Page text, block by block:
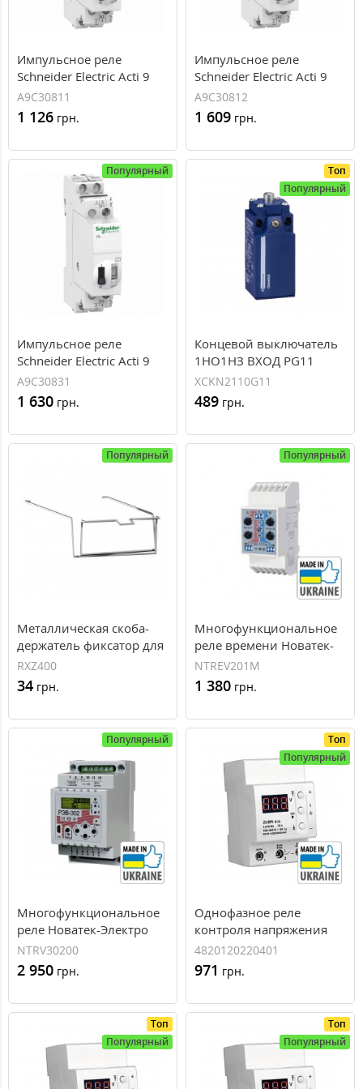
Импульсное реле
Schneider Electric Acti 9
iTL, 16 А, 1NO, 230...240В
A9C30811
1 126 грн.
Импульсное реле
Schneider Electric Acti 9
iTL, 16 А, 2NO, 230-240В
A9C30812
1 609 грн.
Популярный
Импульсное реле
Schneider Electric Acti 9
iTL, 32 А, 1NO, 230-240В
A9C30831
1 630 грн.
Топ
Популярный
Концевой выключатель
1НО1НЗ ВХОД PG11
(XCKN2110G11)
XCKN2110G11
489 грн.
Популярный
Металлическая скоба-
держатель фиксатор для
реле RXM (RXZ400)
RXZ400
34 грн.
Популярный
Многофункциональное
реле времени Новатек-
Электро РЭВ-201M
(NTREV201M)
NTREV201M
1 380 грн.
Популярный
Многофункциональное
реле Новатек-Электро
РЭВ-302 (NTRV30200)
NTRV30200
2 950 грн.
Топ
Популярный
Однофазное реле
контроля напряжения
ZUBR D25, 25А
4820120220401
971 грн.
Топ
Популярный
Топ
Популярный